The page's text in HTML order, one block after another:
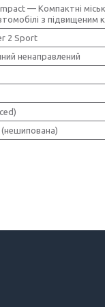
— Компактні
з підвищеним
2 Sport
ненаправлений